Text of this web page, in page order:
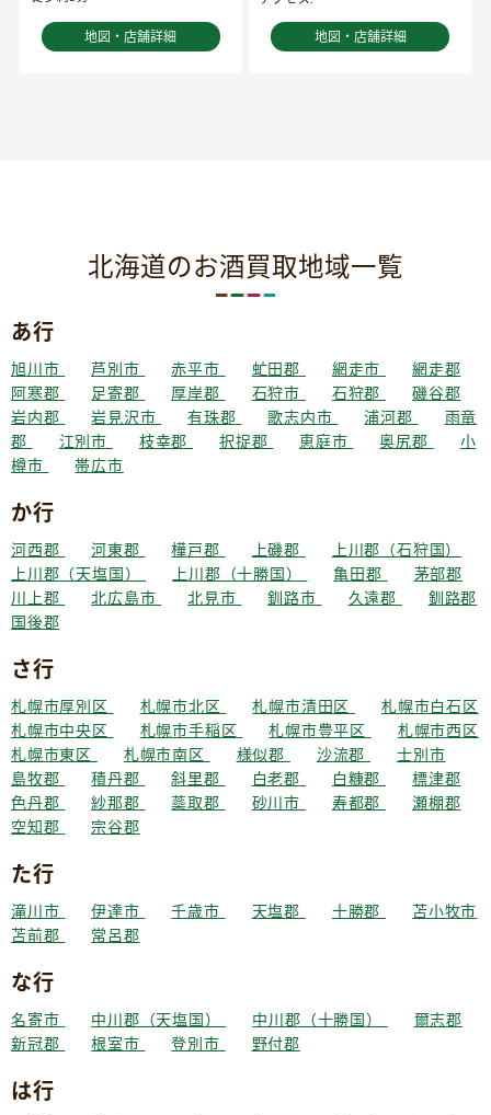
地図・店舗詳細 地図・店舗詳細
北海道のお酒買取地域一覧
あ行
旭川市 芦別市 赤平市 虻田郡 網走市
網走郡
阿寒郡
足寄郡 厚岸郡 石狩市 石狩郡
磯谷郡
岩内郡
岩見沢市 有珠郡 歌志内市 浦河郡
雨竜
郡
江別市 枝幸郡 択捉郡 恵庭市 奥尻郡
小
樽市
帯広市
か行
河西郡 河東郡 樺戸郡 上磯郡
上川郡（石狩国）
上川郡（天塩国）
上川郡（十勝国） 亀田郡
茅部郡
川上郡
北広島市 北見市 釧路市 久遠郡
釧路郡
国後郡
さ行
札幌市厚別区 札幌市北区 札幌市清田区
札幌市白石区
札幌市中央区
札幌市手稲区 札幌市豊平区
札幌市西区
札幌市東区
札幌市南区 様似郡 沙流郡
士別市
島牧郡
積丹郡 斜里郡 白老郡 白糠郡
標津郡
色丹郡
紗那郡 蘂取郡 砂川市 寿都郡
瀬棚郡
空知郡
宗谷郡
た行
滝川市 伊達市 千歳市 天塩郡 十勝郡
苫小牧市
苫前郡
常呂郡
な行
名寄市 中川郡（天塩国） 中川郡（十勝国）
爾志郡
新冠郡
根室市 登別市 野付郡
は行